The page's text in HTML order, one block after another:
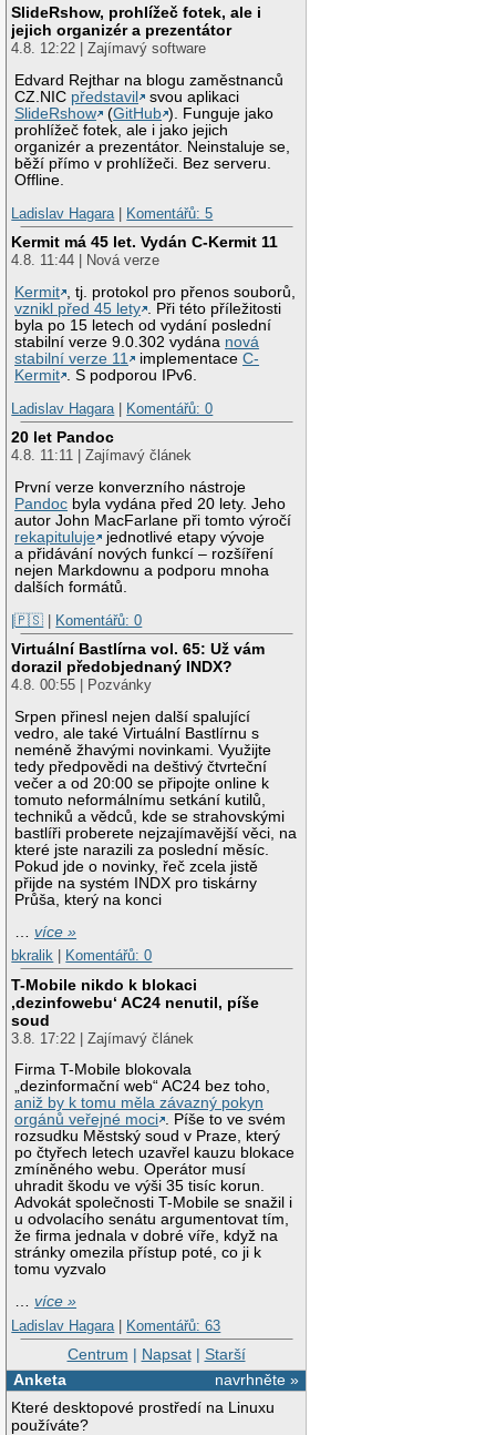
SlideRshow, prohlížeč fotek, ale i
jejich organizér a prezentátor
4.8. 12:22 | Zajímavý software
Edvard Rejthar na blogu zaměstnanců
CZ.NIC představil
svou aplikaci
SlideRshow
(GitHub ). Funguje jako
prohlížeč fotek, ale i jako jejich
organizér a prezentátor. Neinstaluje se,
běží přímo v prohlížeči. Bez serveru.
Offline.
Ladislav Hagara | Komentářů: 5
Kermit má 45 let. Vydán C-Kermit 11
4.8. 11:44 | Nová verze
Kermit , tj. protokol pro přenos souborů,
vznikl před 45 lety . Při této příležitosti
byla po 15 letech od vydání poslední
stabilní verze 9.0.302 vydána nová
stabilní verze 11
implementaceC-
Kermit . S podporou IPv6.
Ladislav Hagara | Komentářů: 0
20 let Pandoc
4.8. 11:11 | Zajímavý článek
První verze konverzního nástroje
Pandoc byla vydána před 20 lety. Jeho
autor John MacFarlane při tomto výročí
rekapituluje
jednotlivé etapy vývoje
a přidávání nových funkcí – rozšíření
nejen Markdownu a podporu mnoha
dalších formátů.
|🇵🇸 | Komentářů: 0
Virtuální Bastlírna vol. 65: Už vám
dorazil předobjednaný INDX?
4.8. 00:55 | Pozvánky
Srpen přinesl nejen další spalující
vedro, ale také Virtuální Bastlírnu s
neméně žhavými novinkami. Využijte
tedy předpovědi na deštivý čtvrteční
večer a od 20:00 se připojte online k
tomuto neformálnímu setkání kutilů,
techniků a vědců, kde se strahovskými
bastlíři proberete nejzajímavější věci, na
které jste narazili za poslední měsíc.
Pokud jde o novinky, řeč zcela jistě
přijde na systém INDX pro tiskárny
Průša, který na konci
…více »
bkralik
Komentářů: 0
T-Mobile nikdo k blokaci
‚dezinfowebu‘ AC24 nenutil, píše
soud
3.8. 17:22 | Zajímavý článek
Firma T-Mobile blokovala
„dezinformační web“ AC24 bez toho,
aniž by k tomu měla závazný pokyn
orgánů veřejné moci . Píše to ve svém
rozsudku Městský soud v Praze, který
po čtyřech letech uzavřel kauzu blokace
zmíněného webu. Operátor musí
uhradit škodu ve výši 35 tisíc korun.
Advokát společnosti T-Mobile se snažil i
u odvolacího senátu argumentovat tím,
že firma jednala v dobré víře, když na
stránky omezila přístup poté, co ji k
tomu vyzvalo
…více »
Ladislav Hagara | Komentářů: 63
Centrum | Napsat| Starší
navrhněte »
Anketa
Které desktopové prostředí na Linuxu
používáte?